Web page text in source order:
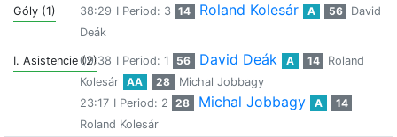
Góly (1) 38:29 I Period: 3 14 Roland Kolesár A 56
David
Deák
I. Asistencie (2)09:38 I Period: 1 56 David Deák A 14
Roland
Kolesár
AA 28
Michal Jobbagy
23:17 I Period: 2 28 Michal Jobbagy A
14
Roland Kolesár